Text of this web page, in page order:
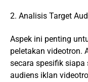
2. Analisis Target
Aspek ini penting
peletakan videotron.
secara spesifik
audiens iklan